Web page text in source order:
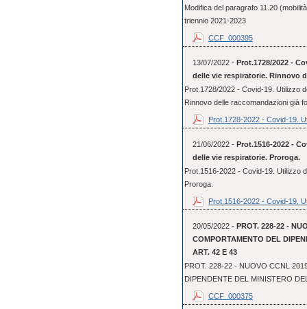
Modifica del paragrafo 11.20
triennio 2021-2023
CCF_000395
13/07/2022 - Prot.1728/2022 -
delle vie respiratorie. Rinnovo
Prot.1728/2022 - Covid-19. Utilizzo
Rinnovo delle raccomandazioni già
Prot.1728-2022 - Covid-19.
21/06/2022 - Prot.1516-2022 -
delle vie respiratorie. Proroga.
Prot.1516-2022 - Covid-19. Utilizzo
Proroga.
Prot.1516-2022 - Covid-19.
20/05/2022 - PROT. 228-22 -
COMPORTAMENTO DEL
ART. 42 E 43
PROT. 228-22 - NUOVO CCNL
DIPENDENTE DEL MINISTERO
CCF_000375